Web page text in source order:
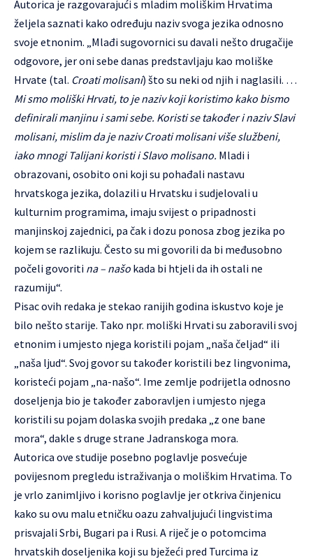
Autorica je razgovarajući s mladim moliškim Hrvatima
željela saznati kako određuju naziv svoga jezika odnosno
svoje etnonim. „Mlađi sugovornici su davali nešto drugačije
odgovore, jer oni sebe danas predstavljaju kao moliške
Hrvate (tal. Croati molisani) što su neki od njih i naglasili. …
Mi smo moliški Hrvati, to je naziv koji koristimo kako bismo
definirali manjinu i sami sebe. Koristi se također i naziv Slavi
molisani, mislim da je naziv Croati molisani više službeni,
iako mnogi Talijani koristi i Slavo molisano. Mladi i
obrazovani, osobito oni koji su pohađali nastavu
hrvatskoga jezika, dolazili u Hrvatsku i sudjelovali u
kulturnim programima, imaju svijest o pripadnosti
manjinskoj zajednici, pa čak i dozu ponosa zbog jezika po
kojem se razlikuju. Često su mi govorili da bi međusobno
počeli govoriti na – našo kada bi htjeli da ih ostali ne
razumiju“.
Pisac ovih redaka je stekao ranijih godina iskustvo koje je
bilo nešto starije. Tako npr. moliški Hrvati su zaboravili svoj
etnonim i umjesto njega koristili pojam „naša čeljad“ ili
„naša ljud“. Svoj govor su također koristili bez lingvonima,
koristeći pojam „na-našo“. Ime zemlje podrijetla odnosno
doseljenja bio je također zaboravljen i umjesto njega
koristili su pojam dolaska svojih predaka „z one bane
mora“, dakle s druge strane Jadranskoga mora.
Autorica ove studije posebno poglavlje posvećuje
povijesnom pregledu istraživanja o moliškim Hrvatima. To
je vrlo zanimljivo i korisno poglavlje jer otkriva činjenicu
kako su ovu malu etničku oazu zahvaljujući lingvistima
prisvajali Srbi, Bugari pa i Rusi. A riječ je o potomcima
hrvatskih doseljenika koji su bježeći pred Turcima iz